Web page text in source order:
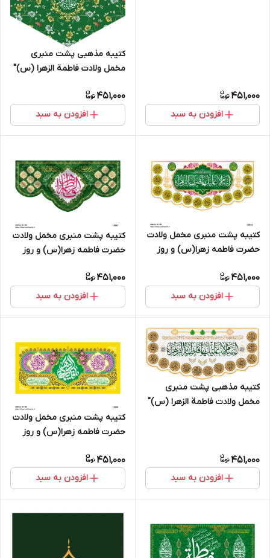
451,000
افزودن به سبد
کتیبه مذهبی پشت منبری
مخمل ولادت فاطمة الزهرا (س)"
13070
451,000
افزودن به سبد
کتیبه پشت منبری مخمل ولادت
حضرت فاطمه زهرا(س) و روز
451,000
افزودن به سبد
کتیبه پشت منبری مخمل ولادت
حضرت فاطمه زهرا(س) و روز
451,000
افزودن به سبد
کتیبه مذهبی پشت منبری
مخمل ولادت فاطمة الزهرا (س)"
451,000
افزودن به سبد
کتیبه پشت منبری مخمل ولادت
حضرت فاطمه زهرا(س) و روز
451,000
افزودن به سبد